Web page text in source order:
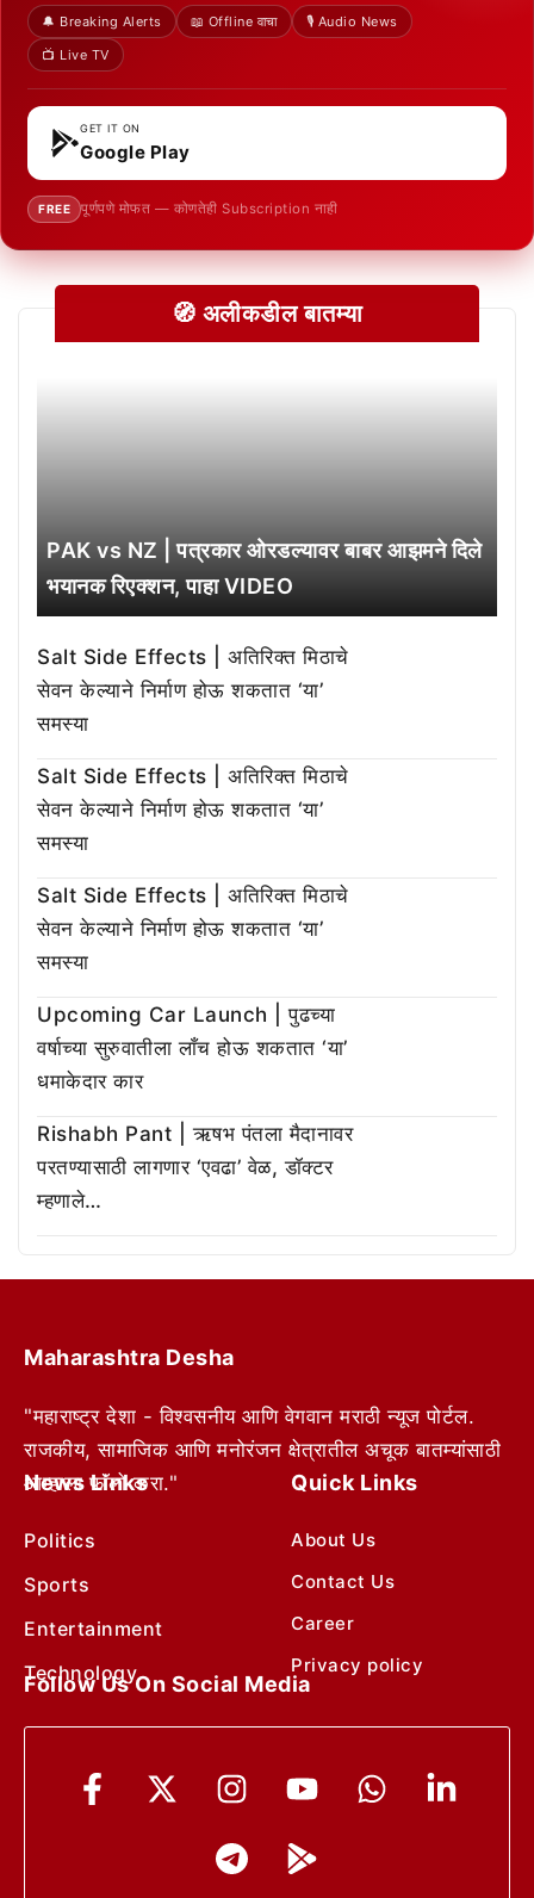
🔔 Breaking Alerts 📖 Offline वाचा
🎙️ Audio News
📺 Live TV
GET IT ON
Google Play
FREE पूर्णपणे मोफत — कोणतेही Subscription नाही
🧭 अलीकडील बातम्या
PAK vs NZ | पत्रकार ओरडल्यावर बाबर आझमने दिले
भयानक रिएक्शन, पाहा VIDEO
Salt Side Effects | अतिरिक्त मिठाचे
सेवन केल्याने निर्माण होऊ शकतात ‘या’
समस्या
Salt Side Effects | अतिरिक्त मिठाचे
सेवन केल्याने निर्माण होऊ शकतात ‘या’
समस्या
Salt Side Effects | अतिरिक्त मिठाचे
सेवन केल्याने निर्माण होऊ शकतात ‘या’
समस्या
Upcoming Car Launch | पुढच्या
वर्षाच्या सुरुवातीला लाँच होऊ शकतात ‘या’
धमाकेदार कार
Rishabh Pant | ऋषभ पंतला मैदानावर
परतण्यासाठी लागणार ‘एवढा’ वेळ, डॉक्टर
म्हणाले…
Maharashtra Desha
"महाराष्ट्र देशा - विश्वसनीय आणि वेगवान मराठी न्यूज पोर्टल.
राजकीय, सामाजिक आणि मनोरंजन क्षेत्रातील अचूक बातम्यांसाठी
आम्हाला फॉलो करा."
News Links
Politics
Sports
Entertainment
Technology
Quick Links
About Us
Contact Us
Career
Privacy policy
Follow Us On Social Media